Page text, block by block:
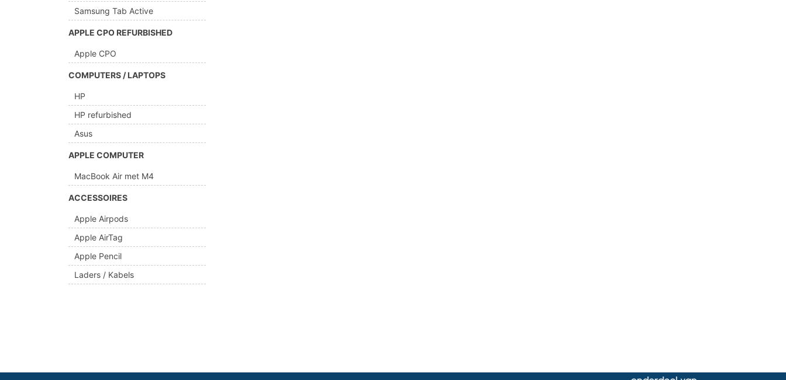
Samsung Tab Active
APPLE CPO REFURBISHED
Apple CPO
COMPUTERS / LAPTOPS
HP
HP refurbished
Asus
APPLE COMPUTER
MacBook Air met M4
ACCESSOIRES
Apple Airpods
Apple AirTag
Apple Pencil
Laders / Kabels